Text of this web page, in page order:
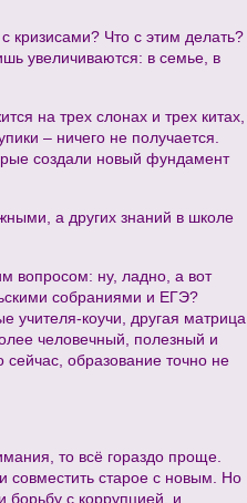
кризисами? Что с этим делать?
увеличиваются: в семье, в
на трех слонах и трех китах,
– ничего не получается.
создали новый фундамент
а других знаний в школе
вопросом: ну, ладно, а вот
собраниями и ЕГЭ?
учителя-коучи, другая матрица
человечный, полезный и
образование точно не
то всё гораздо проще.
совместить старое с новым. Но
борьбу с коррупцией, и